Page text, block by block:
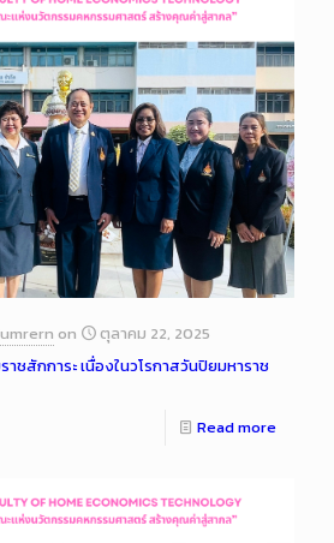
on
ตุลาคม 22, 2025
ชสักการะ เนื่องในวโรกาสวันปิยมหาราช
Read more